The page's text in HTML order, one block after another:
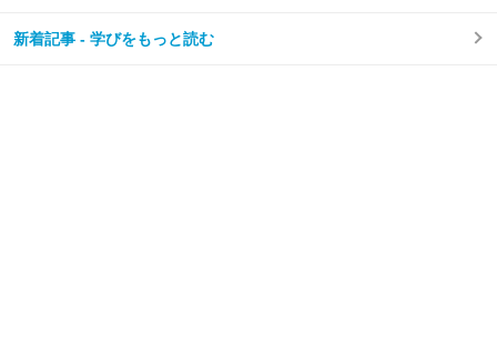
新着記事 - 学びをもっと読む